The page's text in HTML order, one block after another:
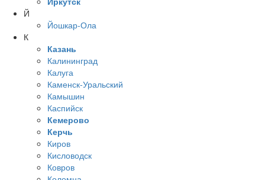
Й
Йошкар-Ола
К
Казань
Калининград
Калуга
Каменск-Уральский
Камышин
Каспийск
Кемерово
Керчь
Киров
Кисловодск
Ковров